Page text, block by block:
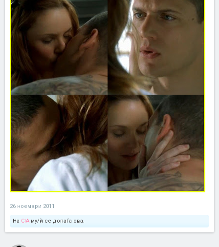
26 ноември 2011
На CIA му/ѝ се допаѓа ова.